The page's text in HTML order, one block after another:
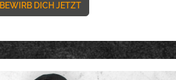
BEWIRB DICH JETZT